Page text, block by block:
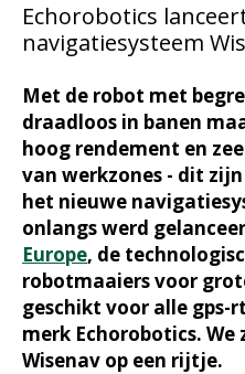
Echorobotics
navigatiesysteem
Met de robot met
draadloos in banen
hoog rendement en
van werkzones - dit
het nieuwe
onlangs werd
Europe, de
robotmaaiers voor
geschikt voor alle gps-
merk Echorobotics.
Wisenav op een rijtje.